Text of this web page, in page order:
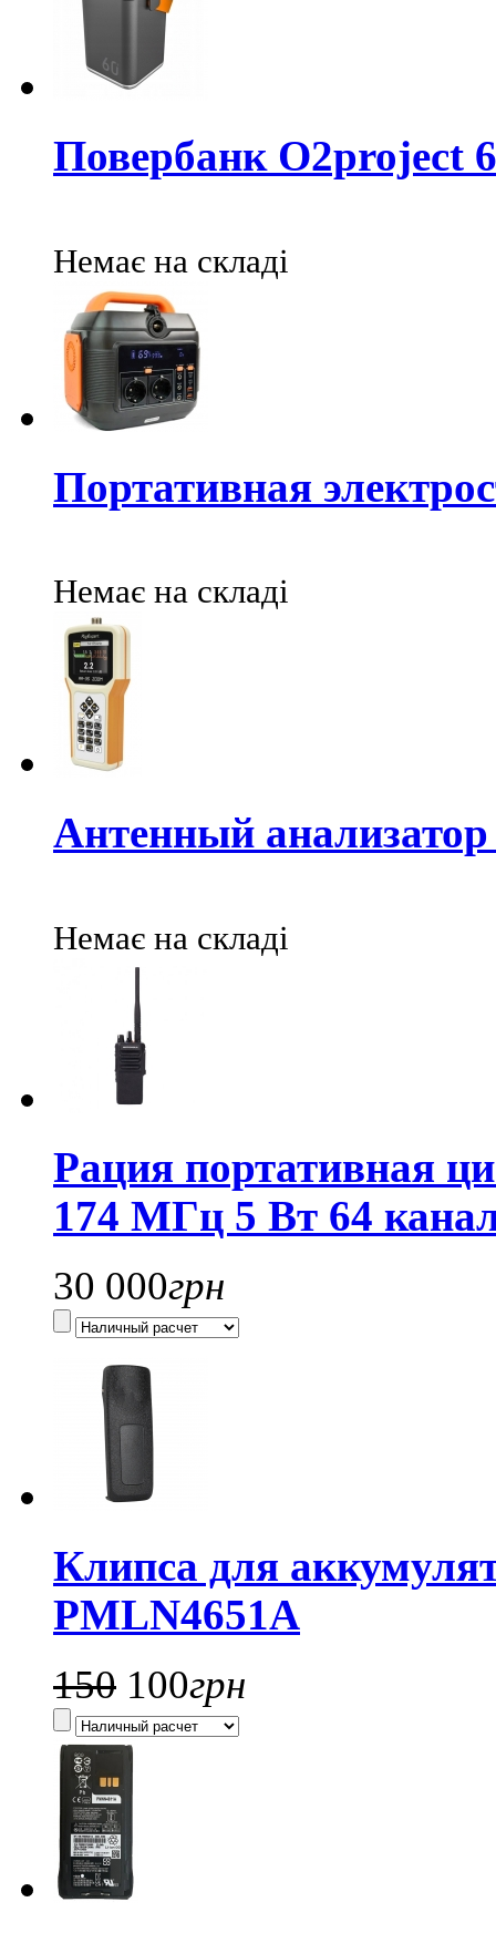
Повербанк O2project
Немає на складі
Портативная
Немає на складі
Антенный
Немає на складі
Рация портативная
174 МГц 5 Вт 64
30 000грн
Клипса для
PMLN4651A
150 100грн